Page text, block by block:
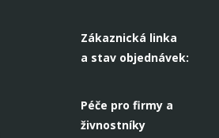
Zákaznická linka
a stav objednávek:
Péče pro firmy a
živnostníky